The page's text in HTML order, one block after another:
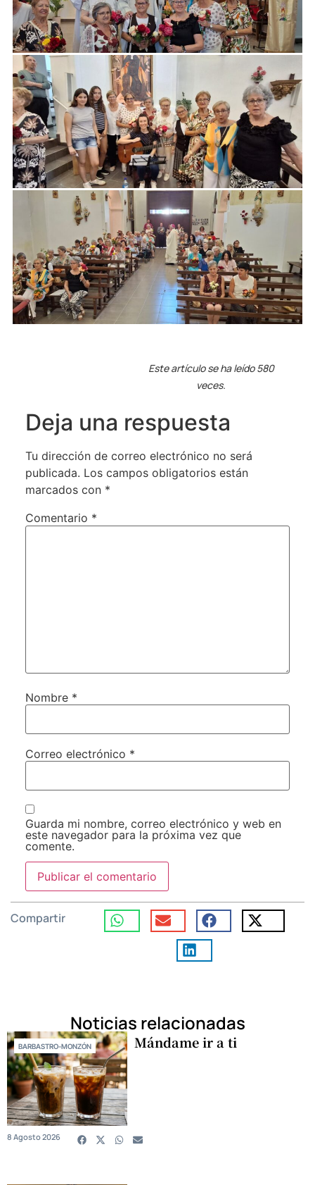
Este artículo se ha leído 580
veces.
Deja una respuesta
Tu dirección de correo electrónico no será
publicada. Los campos obligatorios están
marcados con *
Comentario *
Nombre *
Correo electrónico *
Guarda mi nombre, correo electrónico y web en
este navegador para la próxima vez que
comente.
Compartir
Noticias relacionadas
BARBASTRO-MONZÓN Mándame ir a ti
8 Agosto 2026